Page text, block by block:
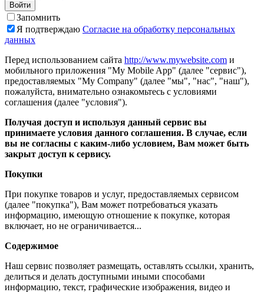
Войти
Запомнить
Я подтверждаю Согласие на обработку персональных
данных
Перед использованием сайта http://www.mywebsite.com и
мобильного приложения "My Mobile App" (далее "сервис"),
предоставляемых "My Company" (далее "мы", "нас", "наш"),
пожалуйста, внимательно ознакомьтесь с условиями
соглашения (далее "условия").
Получая доступ и используя данный сервис вы
принимаете условия данного соглашения. В случае, если
вы не согласны с каким-либо условием, Вам может быть
закрыт доступ к сервису.
Покупки
При покупке товаров и услуг, предоставляемых сервисом
(далее "покупка"), Вам может потребоваться указать
информацию, имеющую отношение к покупке, которая
включает, но не ограничивается...
Содержимое
Наш сервис позволяет размещать, оставлять ссылки, хранить,
делиться и делать доступными иными способами
информацию, текст, графические изображения, видео и